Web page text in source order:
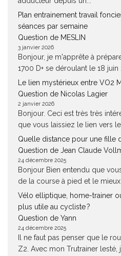
Plan entrainement travail
séances par semaine
Question de MESLIN
3 janvier 2026
Bonjour, je m'apprête à
1700 D+ se déroulant le 18 juin
Le lien mystérieux entre VO2
Question de Nicolas Lagier
2 janvier 2026
Bonjour. Ceci est très très
que vous laissiez le lien vers
Quelle distance pour une fille
Question de Jean Claude
24 décembre 2025
Bonjour Bien entendu que
de la course à pied et le mieux
Vélo elliptique, home-trainer
plus utile au cycliste ?
Question de Yann
24 décembre 2025
Il ne faut pas penser que le
Z2. Avec mon Trutrainer lesté,